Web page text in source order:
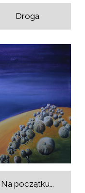
Droga
Na początku...